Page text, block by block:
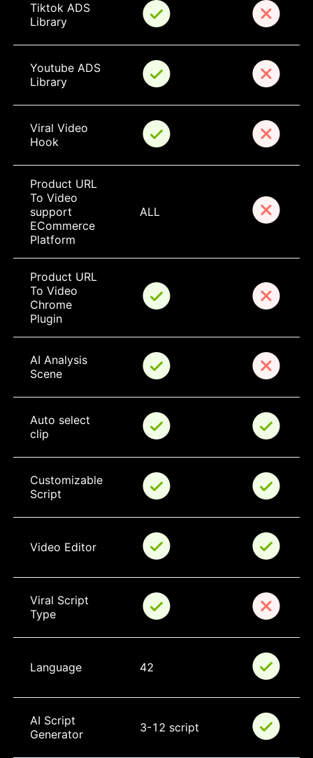
Tiktok ADS
Library
Youtube ADS
Library
Viral Video
Hook
Product URL
To Video
support
ECommerce
Platform
ALL
Product URL
To Video
Chrome
Plugin
AI Analysis
Scene
Auto select
clip
Customizable
Script
Video Editor
Viral Script
Type
Language 42
AI Script
Generator
3-12 script